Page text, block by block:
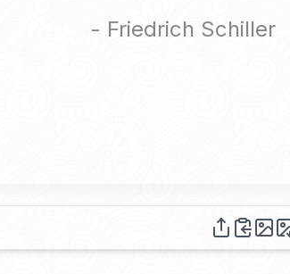
- Friedrich Schiller